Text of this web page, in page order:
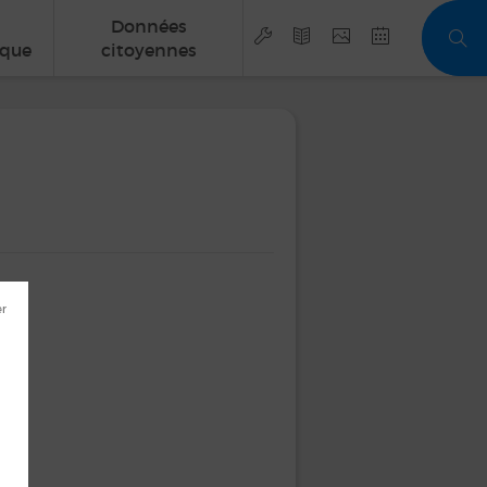
Données
citoyennes